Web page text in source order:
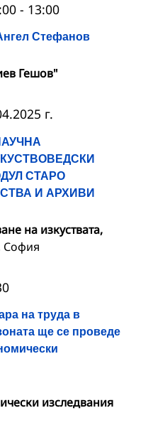
Стефанов
- 13:00
Гешов"
СТАРО
И АРХИВИ
г.
на изкуствата,
София
на труда в
ще се проведе
изследвания